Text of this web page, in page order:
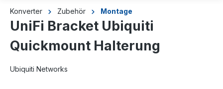
Konverter Zubehör Montage
UniFi Bracket Ubiquiti
Quickmount Halterung
Ubiquiti Networks